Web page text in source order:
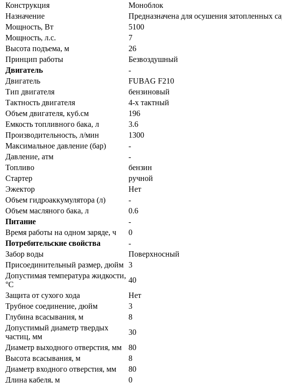
Конструкция
Моноблок
Назначение
Предназначена для осушения затопленных
Мощность, Вт
5100
Мощность, л.с.
7
Высота подъема, м
26
Принцип работы
Безвоздушный
Двигатель
-
Двигатель
FUBAG F210
Тип двигателя
бензиновый
Тактность двигателя
4-х тактный
Объем двигателя, куб.см
196
Емкость топливного бака, л
3.6
Производительность, л/мин
1300
Максимальное давление (бар)
-
Давление, атм
-
Топливо
бензин
Стартер
ручной
Эжектор
Нет
Объем гидроаккумулятора (л)
-
Объем масляного бака, л
0.6
Питание
-
Время работы на одном заряде, ч
0
Потребительские свойства
-
Забор воды
Поверхносный
Присоединительный размер, дюйм 3
Допустимая температура жидкости,
°С
40
Защита от сухого хода
Нет
Трубное соединение, дюйм
3
Глубина всасывания, м
8
Допустимый диаметр твердых
частиц, мм
30
Диаметр выходного отверстия, мм
80
Высота всасывания, м
8
Диаметр входного отверстия, мм
80
Длина кабеля, м
0